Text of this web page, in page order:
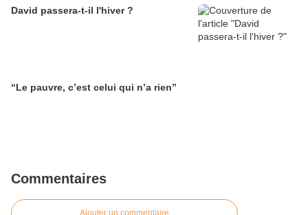
David passera-t-il l'hiver ?
“Le pauvre, c’est celui qui n’a rien”
Commentaires
Ajouter un commentaire